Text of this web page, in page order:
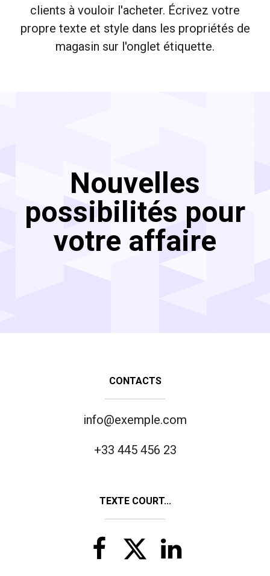
clients à vouloir l'acheter. Écrivez votre
propre texte et style dans les propriétés de
magasin sur l'onglet étiquette.
Nouvelles
possibilités pour
votre affaire
CONTACTS
info@exemple.com
+33 445 456 23
TEXTE COURT...
  